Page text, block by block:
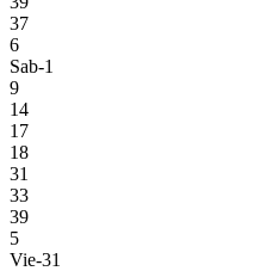
37
6
Sab-1
9
14
17
18
31
33
39
5
Vie-31